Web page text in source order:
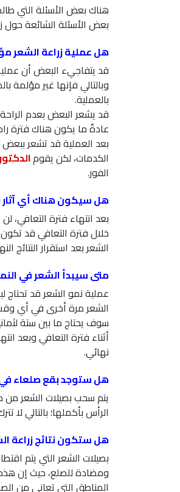
هناك بعض الأسئلة التي
بعض الأسئلة الشائعة حول
هل عملية زراعة الشعر
قد يتفاجيء البعض أن
وبالتالي فإنها غير
بالعملية.
قد يشعر البعض بعدم
عادةً ما يكون هناك فترة
بعد العملية قد تشعر
الكدمات، لكن يقوم
الفور.
هل سيكون هناك أي آثار
بعد انتهاء فترة التعافي،
خلال فترة التعافي قد
الشعر بعد استقرار
متى سيبدأ الشعر في
عملية نمو الشعر قد تحتاج
الشعر مرة أخرى في أي وقت
سوف يحتاج ما بين ستة
أثناء فترة التعافي وبعد
نهائي.
هل ستوجد بقع صلعاء
يتم سحب بصيلات الشعر من
الرأس بأكملها؛ بالتالي لا
هل ستكون نتائج زراعة
بصيلات الشعر التي يتم
ومضادة للصلع، حيث إن هذه
المناطق التي تعاني من